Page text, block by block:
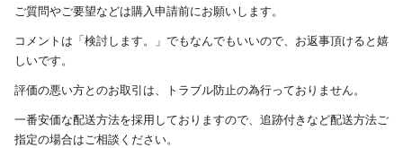
ご質問やご要望などは購入申請前にお願いします。
コメントは「検討します。」でもなんでもいいので、お返事頂けると嬉
しいです。
評価の悪い方とのお取引は、トラブル防止の為行っておりません。
一番安価な配送方法を採用しておりますので、追跡付きなど配送方法ご
指定の場合はご相談ください。